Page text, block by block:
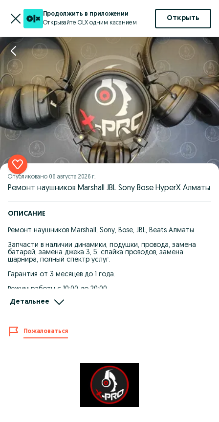
Продолжить в приложении
Открывайте OLX одним касанием
Открыть
Опубликовано 06 августа 2026 г.
Ремонт наушников Marshall JBL Sony Bose HyperX Алматы
ОПИСАНИЕ
Ремонт наушников Marshall, Sony, Bose, JBL, Beats Алматы
Запчасти в наличии динамики, подушки, провода, замена
батарей, замена джека 3, 5, спайка проводов, замена
шарнира, полный спектр услуг.
Гарантия от 3 месяцев до 1 года.
Режим работы с 10:00 до 20:00
Сайт наушники.kz
Наш адрес г. Алматы ул. Тимирязева мкр.Коктем 2 дом 1
Детальнее
Пожаловаться